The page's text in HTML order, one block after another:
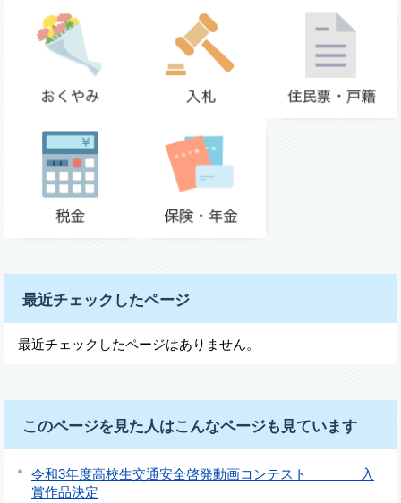
最近チェックしたページ
最近チェックしたページはありません。
このページを見た人はこんなページも見ています
令和3年度高校生交通安全啓発動画コンテスト 入
賞作品決定